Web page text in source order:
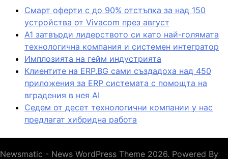
Смарт оферти с до 90% отстъпка за над 150
устройства от Vivacom през август
А1 затвърди лидерството си като най-голямата
технологична компания и системен интегратор
Имплозията на гейм индустрията
Клиентите на ERP.BG сами създадоха над 450
приложения за ERP системата с помощта на
вградения в нея AI
Седем от десет технологични компании у нас
предлагат хибридна работа
Newsmatic - News WordPress Theme 2026. Powered By